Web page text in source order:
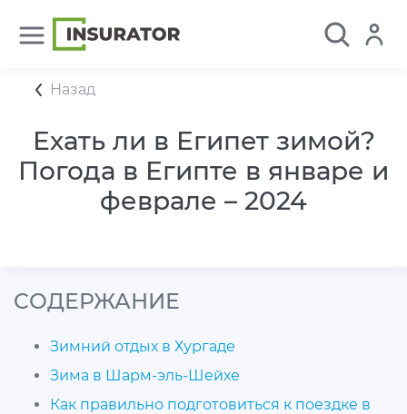
Назад
Ехать ли в Египет зимой?
Погода в Египте в январе и
феврале – 2024
CОДЕРЖАНИЕ
Зимний отдых в Хургаде
Зима в Шарм-эль-Шейхе
Как правильно подготовиться к поездке в